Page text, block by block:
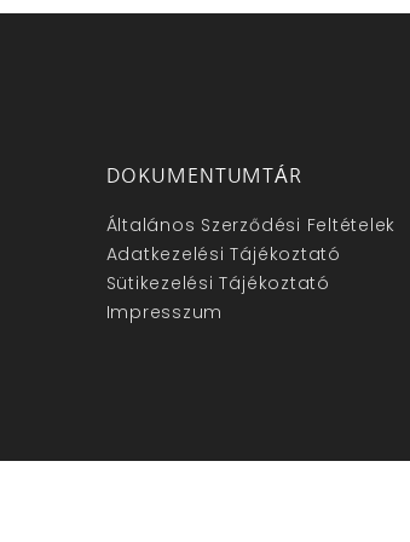
DOKUMENTUMTÁR
Általános Szerződési Feltételek
Adatkezelési Tájékoztató
Sütikezelési Tájékoztató
Impresszum